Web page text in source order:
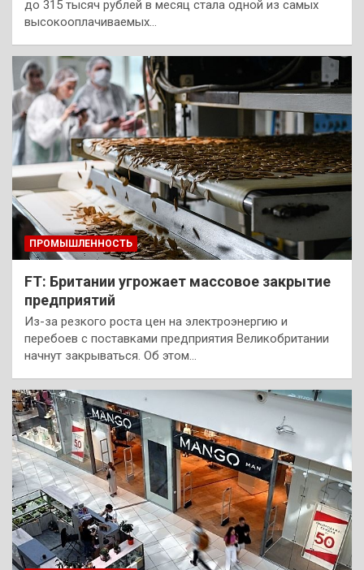
до 315 тысяч рублей в месяц стала одной из самых
высокооплачиваемых…
ПРОМЫШЛЕННОСТЬ
FT: Британии угрожает массовое закрытие
предприятий
Из-за резкого роста цен на электроэнергию и
перебоев с поставками предприятия Великобритании
начнут закрываться. Об этом…